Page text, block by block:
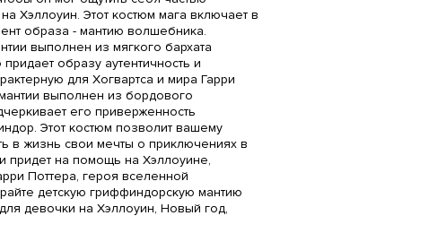
Хэллоуин. Этот костюм мага включает в
образа - мантию волшебника.
выполнен из мягкого бархата
образу аутентичность и
для Хогвартса и мира Гарри
выполнен из бордового
его приверженность
Этот костюм позволит вашему
в жизнь свои мечты о приключениях в
придет на помощь на Хэллоуине,
Поттера, героя вселенной
детскую гриффиндорскую мантию
девочки на Хэллоуин, Новый год,